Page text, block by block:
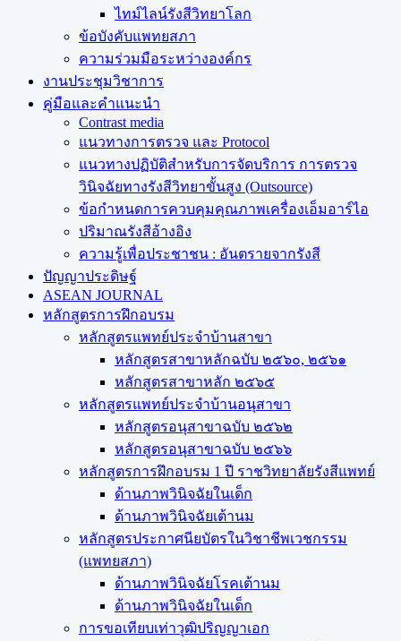
ไทม์ไลน์รังสีวิทยาโลก
ข้อบังคับแพทยสภา
ความร่วมมือระหว่างองค์กร
งานประชุมวิชาการ
คู่มือและคำแนะนำ
Contrast media
แนวทางการตรวจ และ Protocol
แนวทางปฏิบัติสำหรับการจัดบริการ การตรวจ
วินิจฉัยทางรังสีวิทยาขั้นสูง (Outsource)
ข้อกำหนดการควบคุมคุณภาพเครื่องเอ็มอาร์ไอ
ปริมาณรังสีอ้างอิง
ความรู้เพื่อประชาชน : อันตรายจากรังสี
ปัญญาประดิษฐ์
ASEAN JOURNAL
หลักสูตรการฝึกอบรม
หลักสูตรแพทย์ประจำบ้านสาขา
หลักสูตรสาขาหลักฉบับ ๒๕๖๐, ๒๕๖๑
หลักสูตรสาขาหลัก ๒๕๖๕
หลักสูตรแพทย์ประจำบ้านอนุสาขา
หลักสูตรอนุสาขาฉบับ ๒๕๖๒
หลักสูตรอนุสาขาฉบับ ๒๕๖๖
หลักสูตรการฝึกอบรม 1 ปี ราชวิทยาลัยรังสีแพทย์
ด้านภาพวินิจฉัยในเด็ก
ด้านภาพวินิจฉัยเต้านม
หลักสูตรประกาศนียบัตรในวิชาชีพเวชกรรม
(แพทยสภา)
ด้านภาพวินิจฉัยโรคเต้านม
ด้านภาพวินิจฉัยในเด็ก
การขอเทียบเท่า​วุฒิปริญญา​เอก